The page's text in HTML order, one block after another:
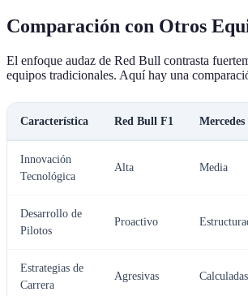
Comparación con Otros
El enfoque audaz de Red Bull contrasta
equipos tradicionales. Aquí hay una
Característica Red Bull F1 Mercedes
Innovación
Tecnológica
Alta Media
Desarrollo de
Pilotos
Proactivo
Estrategias de
Carrera
Agresivas Calculadas